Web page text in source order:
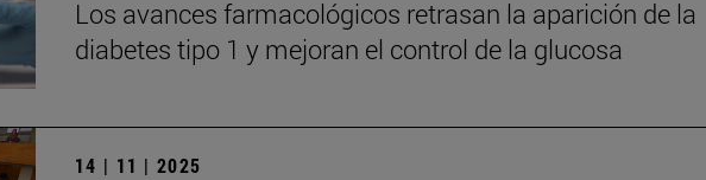
Los avances farmacológicos retrasan la aparición de la
diabetes tipo 1 y mejoran el control de la glucosa
14 | 11 | 2025